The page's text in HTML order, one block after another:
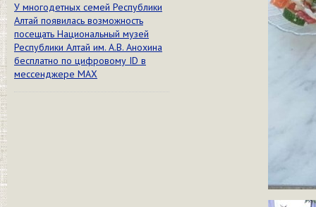
У многодетных семей Республики
Алтай появилась возможность
посещать Национальный музей
Республики Алтай им. А.В. Анохина
бесплатно по цифровому ID в
мессенджере МАХ